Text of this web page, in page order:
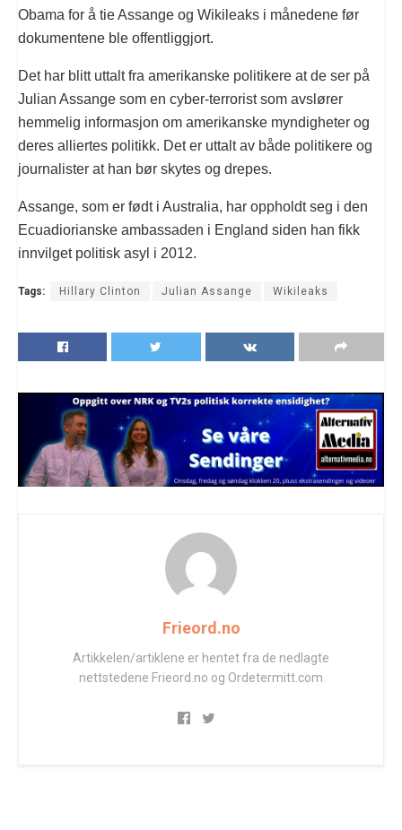
Obama for å tie Assange og Wikileaks i månedene før
dokumentene ble offentliggjort.
Det har blitt uttalt fra amerikanske politikere at de ser på
Julian Assange som en cyber-terrorist som avslører
hemmelig informasjon om amerikanske myndigheter og
deres alliertes politikk. Det er uttalt av både politikere og
journalister at han bør skytes og drepes.
Assange, som er født i Australia, har oppholdt seg i den
Ecuadiorianske ambassaden i England siden han fikk
innvilget politisk asyl i 2012.
Tags: Hillary Clinton Julian Assange Wikileaks
Frieord.no
Artikkelen/artiklene er hentet fra de nedlagte
nettstedene Frieord.no og Ordetermitt.com